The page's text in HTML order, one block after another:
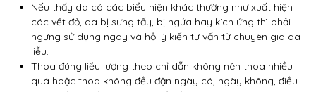
Nếu thấy da có các biểu hiện khác thường như xuất hiện
các vết đỏ, da bị sưng tấy, bị ngứa hay kích ứng thì phải
ngưng sử dụng ngay và hỏi ý kiến tư vấn từ chuyên gia da
liễu.
Thoa đúng liều lượng theo chỉ dẫn không nên thoa nhiều
quá hoặc thoa không đều đặn ngày có, ngày không, điều